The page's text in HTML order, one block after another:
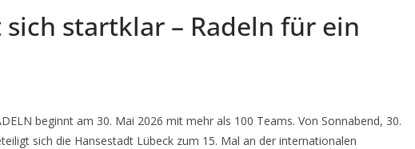
startklar – Radeln für ein
beginnt am 30. Mai 2026 mit mehr als 100 Teams. Von Sonnabend, 30.
sich die Hansestadt Lübeck zum 15. Mal an der internationalen